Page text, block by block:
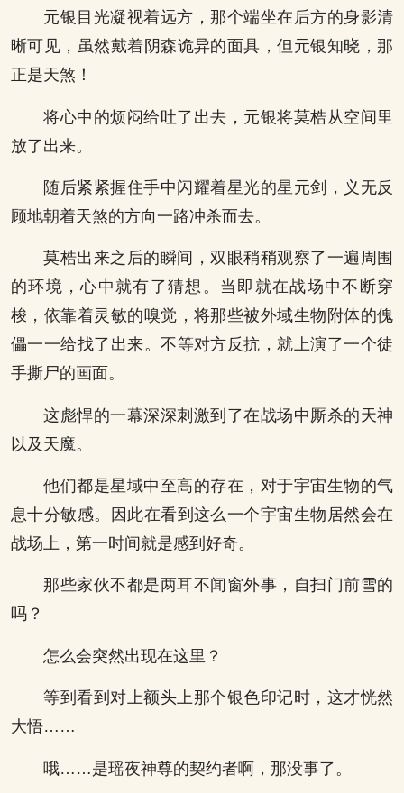
元银目光凝视着远方，那个端坐在后方的身影清
晰可见，虽然戴着阴森诡异的面具，但元银知晓，那
正是天煞！
将心中的烦闷给吐了出去，元银将莫梏从空间里
放了出来。
随后紧紧握住手中闪耀着星光的星元剑，义无反
顾地朝着天煞的方向一路冲杀而去。
莫梏出来之后的瞬间，双眼稍稍观察了一遍周围
的环境，心中就有了猜想。当即就在战场中不断穿
梭，依靠着灵敏的嗅觉，将那些被外域生物附体的傀
儡一一给找了出来。不等对方反抗，就上演了一个徒
手撕尸的画面。
这彪悍的一幕深深刺激到了在战场中厮杀的天神
以及天魔。
他们都是星域中至高的存在，对于宇宙生物的气
息十分敏感。因此在看到这么一个宇宙生物居然会在
战场上，第一时间就是感到好奇。
那些家伙不都是两耳不闻窗外事，自扫门前雪的
吗？
怎么会突然出现在这里？
等到看到对上额头上那个银色印记时，这才恍然
大悟……
哦……是瑶夜神尊的契约者啊，那没事了。